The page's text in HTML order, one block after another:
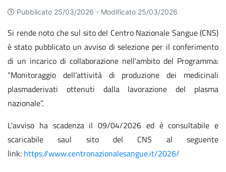
Pubblicato 25/03/2026 - Modificato 25/03/2026
Si rende noto che sul sito del Centro Nazionale Sangue (CNS)
è stato pubblicato un avviso di selezione per il conferimento
di un incarico di collaborazione nell'ambito del Programma:
“Monitoraggio dell’attività di produzione dei medicinali
plasmaderivati ottenuti dalla lavorazione del plasma
nazionale”.
L'avviso ha scadenza il 09/04/2026 ed è consultabile e
scaricabile saul sito del CNS al seguente
link: https://www.centronazionalesangue.it/2026/